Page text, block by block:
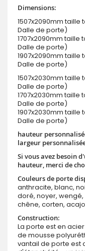
Dimensions:
1507x2090mm
Dalle de porte)
1707x2090mm
Dalle de porte)
1907x2090mm
Dalle de porte)
1507x2030mm
Dalle de porte)
1707x2030mm
Dalle de porte)
1907x2030mm
Dalle de porte)
hauteur
largeur
Si vous avez besoin
hauteur, merci de
Couleurs de porte
anthracite, blanc,
doré, noyer,
chêne, corten,
Construction:
La porte est en
de mousse
vantail de porte est